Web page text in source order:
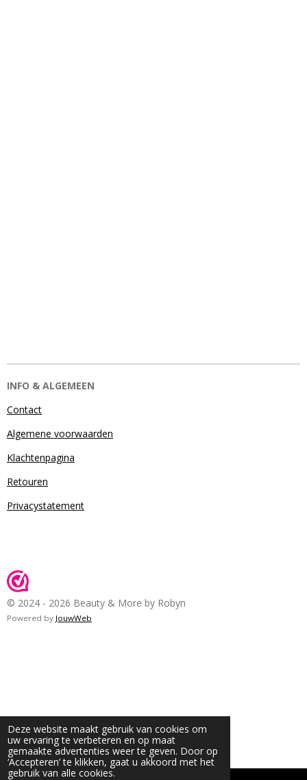
Deze website maakt gebruik van cookies om
uw ervaring te verbeteren en op maat
gemaakte advertenties weer te geven. Door op
‘Accepteren’ te klikken, gaat u akkoord met het
gebruik van alle cookies.
INFO & ALGEMEEN
Contact
Algemene voorwaarden
Klachtenpagina
Retouren
Privacystatement
© 2024 - 2026 Beauty & More by Robyn
Powered by JouwWeb